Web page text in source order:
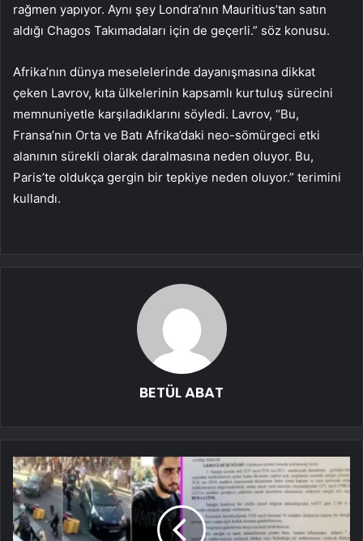
rağmen yapıyor. Aynı şey Londra’nın Mauritius’tan satın
aldığı Chagos Takımadaları için de geçerli.” söz konusu.
Afrika’nın dünya meselelerinde dayanışmasına dikkat
çeken Lavrov, kıta ülkelerinin kapsamlı kurtuluş sürecini
memnuniyetle karşıladıklarını söyledi. Lavrov, “Bu,
Fransa’nın Orta ve Batı Afrika’daki neo-sömürgeci etki
alanının sürekli olarak daralmasına neden oluyor. Bu,
Paris’te oldukça gergin bir tepkiye neden oluyor.” terimini
kullandı.
BETÜL ABAT